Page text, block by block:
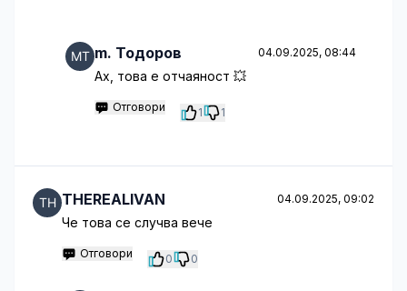
m. Тодоров 04.09.2025, 08:44
Ах, това е отчаяност 💥
Отговори 1 1
THEREALIVAN 04.09.2025, 09:02
Че това се случва вече
Отговори 0 0